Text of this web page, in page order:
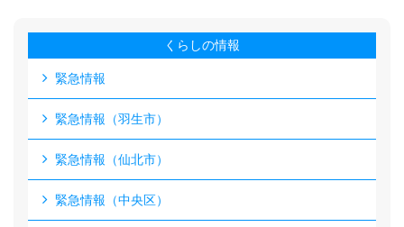
くらしの情報
緊急情報
緊急情報（羽生市）
緊急情報（仙北市）
緊急情報（中央区）